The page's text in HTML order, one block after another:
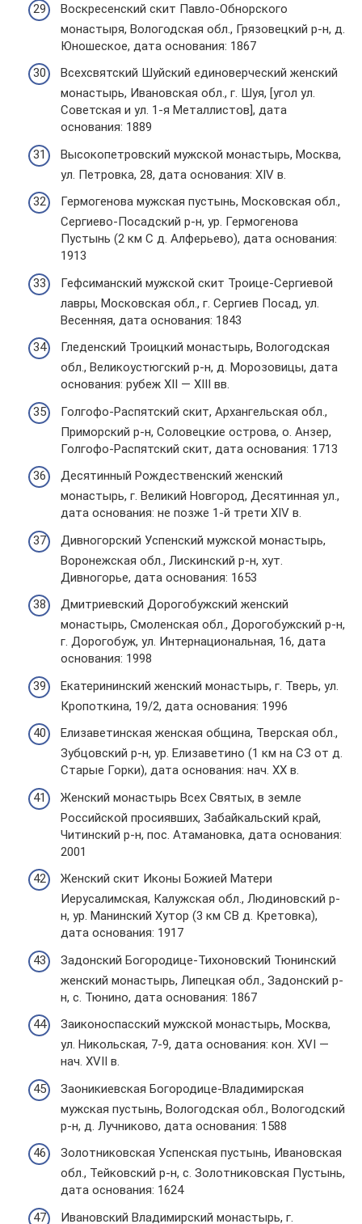
Воскресенский скит Павло-Обнорского
монастыря, Вологодская обл., Грязовецкий р-н, д.
Юношеское, дата основания: 1867
Всехсвятский Шуйский единоверческий женский
монастырь, Ивановская обл., г. Шуя, [угол ул.
Советская и ул. 1-я Металлистов], дата
основания: 1889
Высокопетровский мужской монастырь, Москва,
ул. Петровка, 28, дата основания: XIV в.
Гермогенова мужская пустынь, Московская обл.,
Сергиево-Посадский р-н, ур. Гермогенова
Пустынь (2 км С д. Алферьево), дата основания:
1913
Гефсиманский мужской скит Троице-Сергиевой
лавры, Московская обл., г. Сергиев Посад, ул.
Весенняя, дата основания: 1843
Гледенский Троицкий монастырь, Вологодская
обл., Великоустюгский р-н, д. Морозовицы, дата
основания: рубеж XII — XIII вв.
Голгофо-Распятский скит, Архангельская обл.,
Приморский р-н, Соловецкие острова, о. Анзер,
Голгофо-Распятский скит, дата основания: 1713
Десятинный Рождественский женский
монастырь, г. Великий Новгород, Десятинная ул.,
дата основания: не позже 1-й трети XIV в.
Дивногорский Успенский мужской монастырь,
Воронежская обл., Лискинский р-н, хут.
Дивногорье, дата основания: 1653
Дмитриевский Дорогобужский женский
монастырь, Смоленская обл., Дорогобужский р-н,
г. Дорогобуж, ул. Интернациональная, 16, дата
основания: 1998
Екатерининский женский монастырь, г. Тверь, ул.
Кропоткина, 19/2, дата основания: 1996
Елизаветинская женская община, Тверская обл.,
Зубцовский р-н, ур. Елизаветино (1 км на СЗ от д.
Старые Горки), дата основания: нач. XX в.
Женский монастырь Всех Святых, в земле
Российской просиявших, Забайкальский край,
Читинский р-н, пос. Атамановка, дата основания:
2001
Женский скит Иконы Божией Матери
Иерусалимская, Калужская обл., Людиновский р-
н, ур. Манинский Хутор (3 км СВ д. Кретовка),
дата основания: 1917
Задонский Богородице-Тихоновский Тюнинский
женский монастырь, Липецкая обл., Задонский р-
н, с. Тюнино, дата основания: 1867
Заиконоспасский мужской монастырь, Москва,
ул. Никольская, 7-9, дата основания: кон. XVI —
нач. XVII в.
Заоникиевская Богородице-Владимирская
мужская пустынь, Вологодская обл., Вологодский
р-н, д. Лучниково, дата основания: 1588
Золотниковская Успенская пустынь, Ивановская
обл., Тейковский р-н, с. Золотниковская Пустынь,
дата основания: 1624
Ивановский Владимирский монастырь, г.